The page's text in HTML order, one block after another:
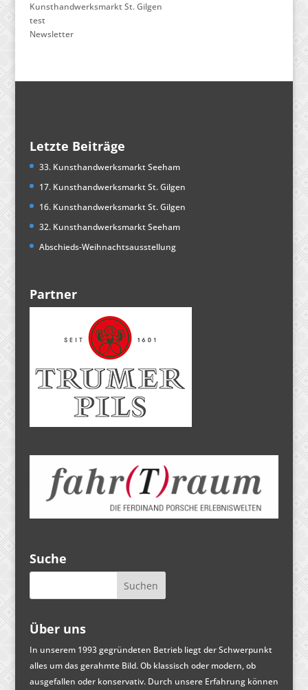
Kunsthandwerksmarkt St. Gilgen
test
Newsletter
Letzte Beiträge
33. Kunsthandwerksmarkt Seeham
17. Kunsthandwerksmarkt St. Gilgen
16. Kunsthandwerksmarkt St. Gilgen
32. Kunsthandwerksmarkt Seeham
Abschieds-Weihnachtsausstellung
Partner
Suche
Über uns
In unserem 1993 gegründeten Betrieb liegt der Schwerpunkt
alles um das gerahmte Bild. Ob klassisch oder modern, ob
ausgefallen oder konservativ. Durch unsere Erfahrung können